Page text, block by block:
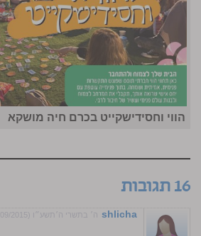
הווי וחסידישקייט בכרם חיה מושקא
16 תגובות
shlicha ה׳ בתשרי ה׳תשע״ו (18/09/2015) בשעה 0:34